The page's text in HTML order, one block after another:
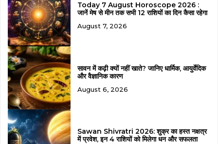
Today 7 August Horoscope 2026 :
जानें मेष से मीन तक सभी 12 राशियों का दिन कैसा रहेगा
August 7, 2026
सावन में कढ़ी क्यों नहीं खाते? जानिए धार्मिक, आयुर्वेदिक
और वैज्ञानिक कारण
August 6, 2026
Sawan Shivratri 2026: शुक्र का हस्त नक्षत्र
में प्रवेश, इन 4 राशियों को मिलेगा धन और सफलता